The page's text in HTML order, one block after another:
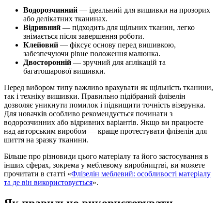
Водорозчинний — ідеальний для вишивки на прозорих
або делікатних тканинах.
Відривний — підходить для щільних тканин, легко
знімається після завершення роботи.
Клейовий — фіксує основу перед вишивкою,
забезпечуючи рівне положення малюнка.
Двосторонній — зручний для аплікацій та
багатошарової вишивки.
Перед вибором типу важливо врахувати як щільність тканини,
так і техніку вишивки. Правильно підібраний флізелін
дозволяє уникнути помилок і підвищити точність візерунка.
Для новачків особливо рекомендується починати з
водорозчинних або відривних варіантів. Якщо ви працюєте
над авторським виробом — краще протестувати флізелін для
шиття на зразку тканини.
Більше про різновиди цього матеріалу та його застосування в
інших сферах, зокрема у меблевому виробництві, ви можете
прочитати в статті «Флізелін меблевий: особливості матеріалу
та де він використовується».